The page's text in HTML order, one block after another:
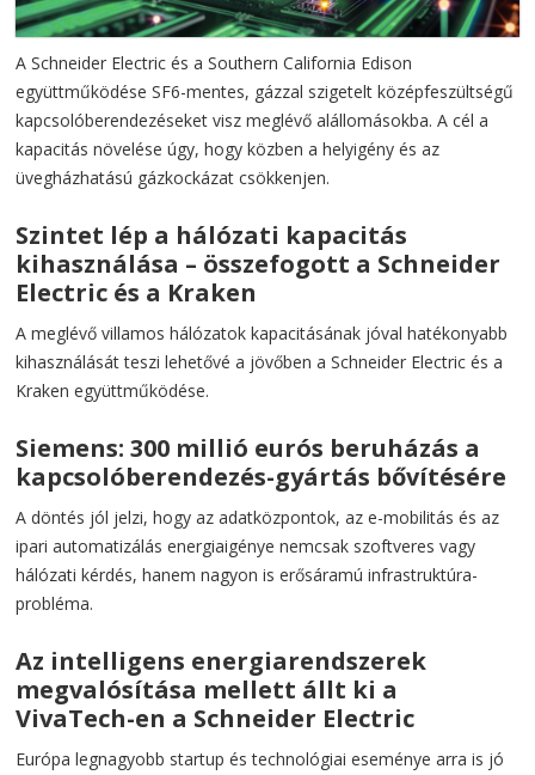
A Schneider Electric és a Southern California Edison
együttműködése SF6-mentes, gázzal szigetelt középfeszültségű
kapcsolóberendezéseket visz meglévő alállomásokba. A cél a
kapacitás növelése úgy, hogy közben a helyigény és az
üvegházhatású gázkockázat csökkenjen.
Szintet lép a hálózati kapacitás
kihasználása – összefogott a Schneider
Electric és a Kraken
A meglévő villamos hálózatok kapacitásának jóval hatékonyabb
kihasználását teszi lehetővé a jövőben a Schneider Electric és a
Kraken együttműködése.
Siemens: 300 millió eurós beruházás a
kapcsolóberendezés-gyártás bővítésére
A döntés jól jelzi, hogy az adatközpontok, az e-mobilitás és az
ipari automatizálás energiaigénye nemcsak szoftveres vagy
hálózati kérdés, hanem nagyon is erősáramú infrastruktúra-
probléma.
Az intelligens energiarendszerek
megvalósítása mellett állt ki a
VivaTech-en a Schneider Electric
Európa legnagyobb startup és technológiai eseménye arra is jó